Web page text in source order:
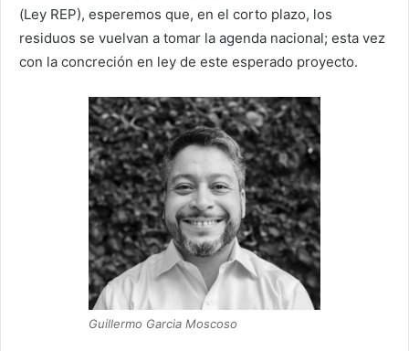
(Ley REP), esperemos que, en el corto plazo, los
residuos se vuelvan a tomar la agenda nacional; esta vez
con la concreción en ley de este esperado proyecto.
Guillermo Garcia Moscoso